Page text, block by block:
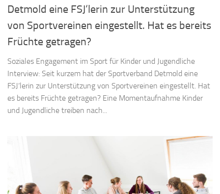
Detmold eine FSJ‘lerin zur Unterstützung
von Sportvereinen eingestellt. Hat es bereits
Früchte getragen?
Soziales Engagement im Sport für Kinder und Jugendliche
Interview: Seit kurzem hat der Sportverband Detmold eine
FSJ‘lerin zur Unterstützung von Sportvereinen eingestellt. Hat
es bereits Früchte getragen? Eine Momentaufnahme Kinder
und Jugendliche treiben nach...